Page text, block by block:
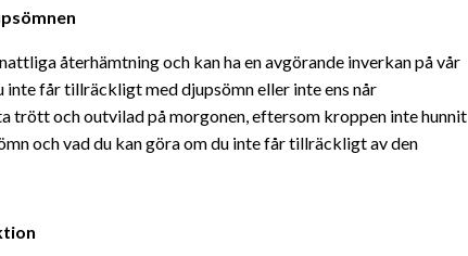
återhämtning och kan ha en avgörande inverkan på vår
inte får tillräckligt med djupsömn eller inte ens når
trött och outvilad på morgonen, eftersom kroppen inte hunnit
och vad du kan göra om du inte får tillräckligt av den